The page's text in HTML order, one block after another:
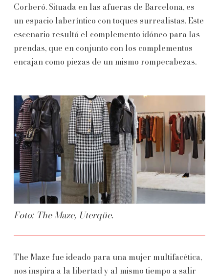
Corberó. Situada en las afueras de Barcelona, es
un espacio laberíntico con toques surrealistas. Este
escenario resultó el complemento idóneo para las
prendas, que en conjunto con los complementos
encajan como piezas de un mismo rompecabezas.
Foto: The Maze, Uterqüe.
The Maze fue ideado para una mujer multifacética,
nos inspira a la libertad y al mismo tiempo a salir